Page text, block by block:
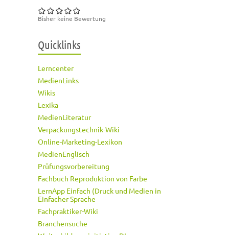
Bisher keine Bewertung
Quicklinks
Lerncenter
MedienLinks
Wikis
Lexika
MedienLiteratur
Verpackungstechnik-Wiki
Online-Marketing-Lexikon
MedienEnglisch
Prüfungsvorbereitung
Fachbuch Reproduktion von Farbe
LernApp Einfach (Druck und Medien in
Einfacher Sprache
Fachpraktiker-Wiki
Branchensuche